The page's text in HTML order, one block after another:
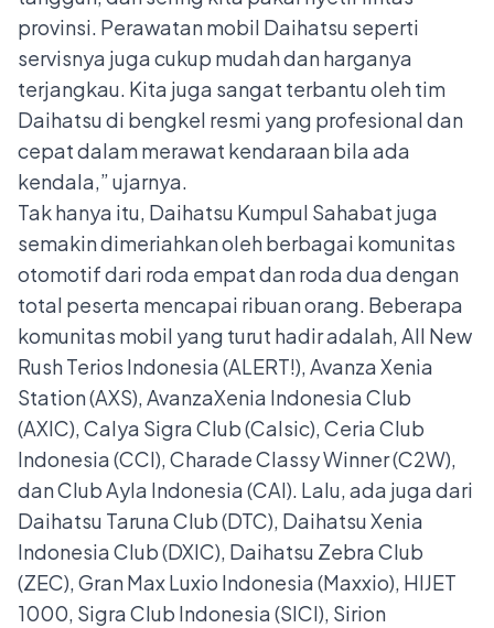
provinsi. Perawatan mobil Daihatsu seperti
servisnya juga cukup mudah dan harganya
terjangkau. Kita juga sangat terbantu oleh tim
Daihatsu di bengkel resmi yang profesional dan
cepat dalam merawat kendaraan bila ada
kendala,” ujarnya.
Tak hanya itu, Daihatsu Kumpul Sahabat juga
semakin dimeriahkan oleh berbagai komunitas
otomotif dari roda empat dan roda dua dengan
total peserta mencapai ribuan orang. Beberapa
komunitas mobil yang turut hadir adalah, All New
Rush Terios Indonesia (ALERT!), Avanza Xenia
Station (AXS), AvanzaXenia Indonesia Club
(AXIC), Calya Sigra Club (Calsic), Ceria Club
Indonesia (CCI), Charade Classy Winner (C2W),
dan Club Ayla Indonesia (CAI). Lalu, ada juga dari
Daihatsu Taruna Club (DTC), Daihatsu Xenia
Indonesia Club (DXIC), Daihatsu Zebra Club
(ZEC), Gran Max Luxio Indonesia (Maxxio), HIJET
1000, Sigra Club Indonesia (SICI), Sirion